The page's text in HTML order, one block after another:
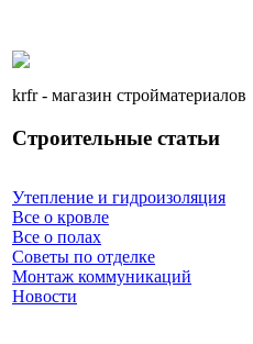
krfr - магазин стройматериалов
Строительные статьи
Утепление и гидроизоляция
Все о кровле
Все о полах
Советы по отделке
Монтаж коммуникаций
Новости